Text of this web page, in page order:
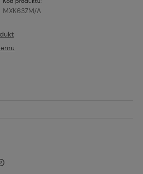
MXK63ZM/A
kosztów płatności